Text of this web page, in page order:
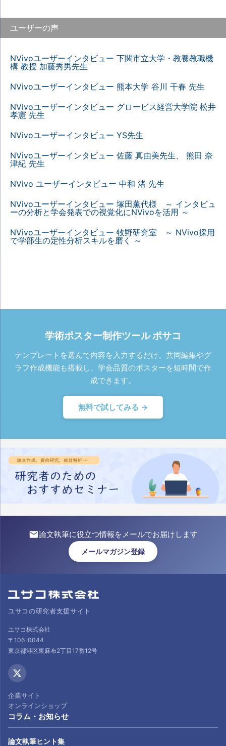
ユーザーの声
NVivoユーザーインタビュー 下関市立大学・教養教職機
構 教授 加藤秀男先生
NVivoユーザーインタビュー 熊本大学 谷川 千春 先生
NVivoユーザーインタビュー グロービス経営大学院 松井
孝憲 先生
NVivoユーザーインタビュー YS先生
NVivoユーザーインタビュー 佐藤 真由美先生、 熊田 奈
津紀 先生
NVivo ユーザーインタビュー 中和 渚 先生
NVivoユーザーインタビュー 塚田薫代様 ～ インタビュ
ーの分析と学会発表での視覚化にNVivoを活用 ～
NVivoユーザーインタビュー 牧野研究室 ～ NVivo採用
で学部生の定性分析スキルを磨く ～
学術ポスター制作ツール ポサコ
テンプレートを選んで内容を入力するだけ。共同編集やグ
ラフ作成機能も搭載し、学会品質のポスターを短時間で作
成できます。
無料で試してみる →
論文執筆に役立つ情報をメールでお届けします
メールマガジン登録
ユサコの研究者支援サイト
ユサコ株式会社
〒106-0044
東京都港区東麻布2丁目17番12号
企業サイト
オンラインショップ
コラム・お知らせ
論文執筆ヒント集